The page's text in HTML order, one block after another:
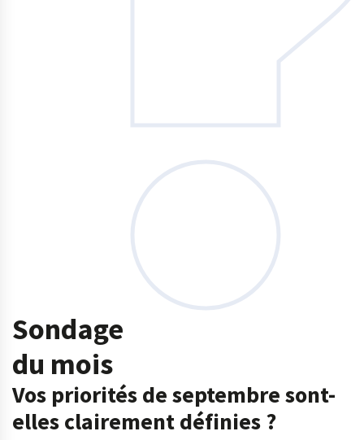
Sondage
du mois
Vos priorités de septembre sont-
elles clairement définies ?